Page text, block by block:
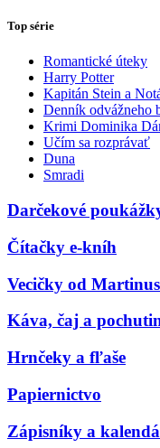
Top série
Romantické úteky
Harry Potter
Kapitán Stein a
Denník odvážneho
Krimi Dominika
Učím sa rozprávať
Duna
Smradi
Darčekové
Čítačky e-kníh
Vecičky od
Káva, čaj a
Hrnčeky a fľaše
Papiernictvo
Zápisníky a